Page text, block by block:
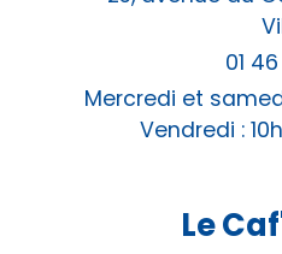
01
Mercredi et
Vendredi :
Le